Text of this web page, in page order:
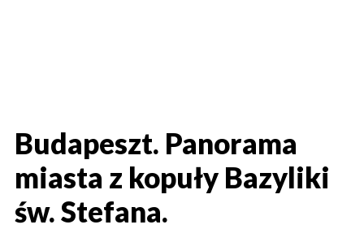
Budapeszt. Panorama
miasta z kopuły Bazyliki
św. Stefana.